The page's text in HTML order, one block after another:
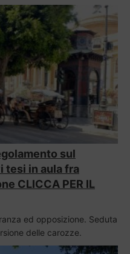
sul
tesi in aula fra
CLICCA PER IL
ed opposizione. Seduta
delle carozze.